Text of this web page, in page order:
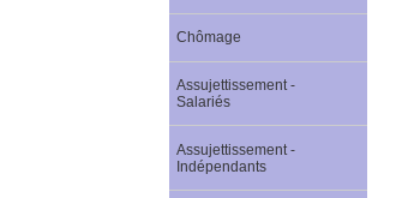
Chômage
Assujettissement -
Salariés
Assujettissement -
Indépendants